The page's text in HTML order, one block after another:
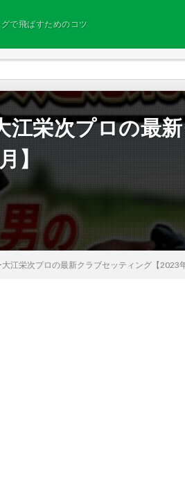
で飛ばすためのコツ
江栄次プロの最
】
江栄次プロの最新クラブセッティング【2023